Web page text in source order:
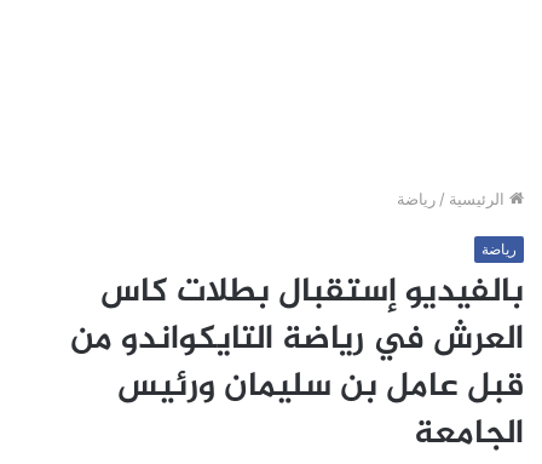
الرئيسية / رياضة
رياضة
بالفيديو إستقبال بطلات كاس
العرش في رياضة التايكواندو من
قبل عامل بن سليمان ورئيس
الجامعة